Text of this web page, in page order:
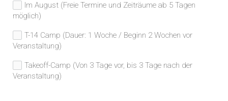
Im August (Freie Termine und Zeiträume ab 5 Tagen
möglich)
T-14 Camp (Dauer: 1 Woche / Beginn 2 Wochen vor
Veranstaltung)
Takeoff-Camp (Von 3 Tage vor, bis 3 Tage nach der
Veranstaltung)